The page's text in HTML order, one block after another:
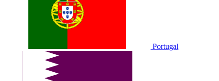
Portugal